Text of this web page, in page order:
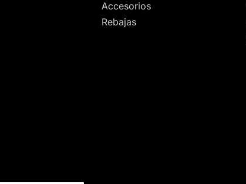
Accesorios
Rebajas